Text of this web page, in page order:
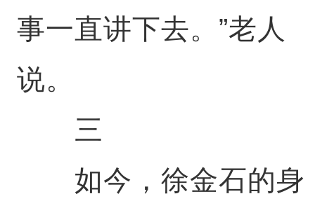
事一直讲下去。”老人
说。
三
如今，徐金石的身